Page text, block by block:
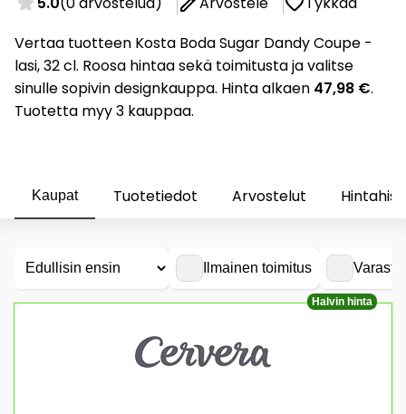
Vertaa tuotteen Kosta Boda Sugar Dandy Coupe -
lasi, 32 cl. Roosa hintaa sekä toimitusta ja valitse
sinulle sopivin designkauppa. Hinta alkaen 47,98 €.
Tuotetta myy 3 kauppaa.
Kaupat Tuotetiedot Arvostelut
Ilmainen toimitus
Halvin hinta